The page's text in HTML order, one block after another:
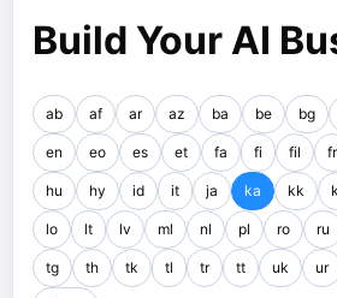
Build Your AI
ab af ar az ba be bg
en eo es et fa fi fil fr
hu hy id it ja ka kk
lo lt lv ml nl pl ro ru
tg th tk tl tr tt uk ur